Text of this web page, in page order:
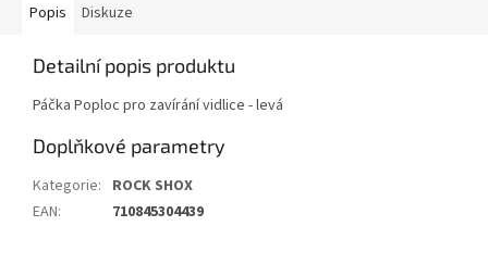
Popis Diskuze
Detailní popis produktu
Páčka Poploc pro zavírání vidlice - levá
Doplňkové parametry
Kategorie: ROCK SHOX
EAN: 710845304439